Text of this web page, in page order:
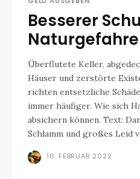
Besserer
Überflutete Keller,
Häuser und zerstörte
richten entsetzliche
immer häufiger. Wie sich
absichern können. Text: Daniela Eckstein Schutt,
Schlamm und großes Leid
16. FEBRUAR 2022